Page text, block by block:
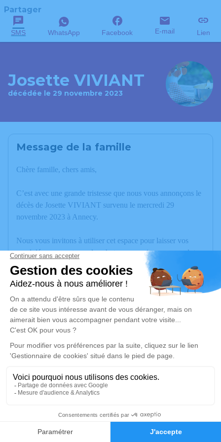
Faire-part Hommages
Partager
SMS WhatsApp Facebook E-mail Lien
Josette VIVIANT
décédée le 29 novembre 2023
Message de la famille
Chère famille, chers amis,
C’est avec une grande tristesse que nous vous annonçons le
décès de Josette VIVIANT survenu le mercredi 29
novembre 2023 à Annecy.
Nous vous invitons à utiliser cet espace pour laisser vos
condoléances, partager des photos souvenirs, une anecdote
ou exprimer vos pensées à travers des poèmes ou des textes.
Cet endroit est un lieu d'expression dédié à honorer la
mémoire de Josette VIVIANT.
Un service de plantation d’arbre hommage est
disponible ici.
Je rends hommage
Cérémonie
mercredi 06 décembre 2023 à 10h00
74330 Lovagny